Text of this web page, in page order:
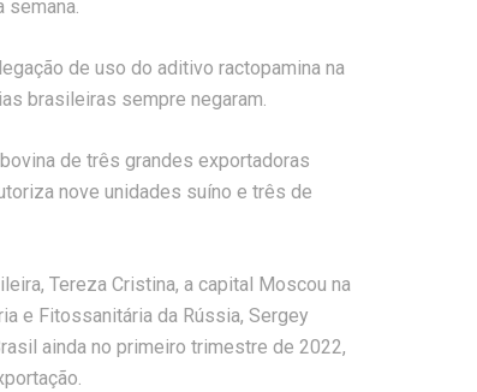
semana.
de uso do aditivo ractopamina na
brasileiras sempre negaram.
de três grandes exportadoras
nove unidades suíno e três de
Tereza Cristina, a capital Moscou na
e Fitossanitária da Rússia, Sergey
ainda no primeiro trimestre de 2022,